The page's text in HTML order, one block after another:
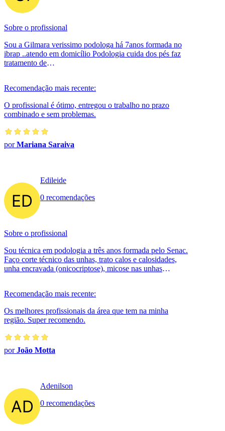
Sobre o profissional
Sou a Gilmara verissimo podologa há 7anos formada no
ibrap ..atendo em domicílio Podologia cuida dos pés faz
tratamento de
Recomendação mais recente:
O profissional é ótimo, entregou o trabalho no prazo
combinado e sem problemas.
porMariana Saraiva
Edileide
0 recomendações
Sobre o profissional
Sou técnica em podologia a três anos formada pelo Senac.
Faço corte técnico das unhas, trato calos e calosidades,
unha encravada (onicocriptose), micose nas unhas
Recomendação mais recente:
Os melhores profissionais da área que tem na minha
região. Super recomendo.
porJoão Motta
Adenilson
0 recomendações